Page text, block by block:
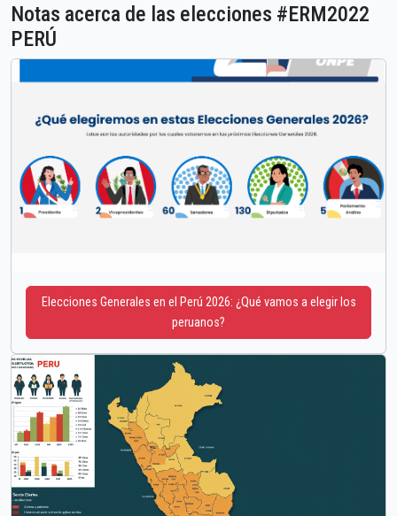
Notas acerca de las elecciones #ERM2022
PERÚ
Elecciones Generales en el Perú 2026: ¿Qué vamos a elegir los
peruanos?